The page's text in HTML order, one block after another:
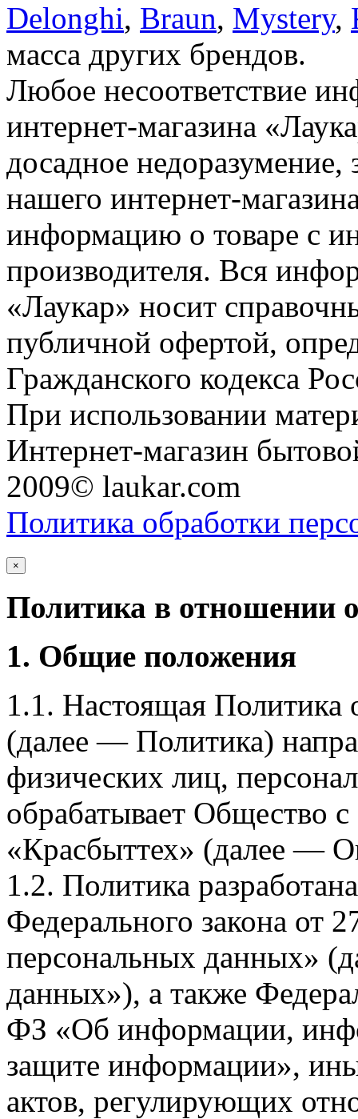
Delonghi, Braun, Mystery,
масса других брендов.
Любое несоответствие
интернет-магазина
досадное недоразумение,
нашего интернет-
информацию о товаре с
производителя. Вся
«Лаукар» носит
публичной офертой,
Гражданского кодекса
При использовании
Интернет-магазин
2009© laukar.com
Политика обработки
×
Политика в отношении
1. Общие положения
1.1. Настоящая Политика
(далее — Политика)
физических лиц,
обрабатывает Общество
«Красбыттех» (далее —
1.2. Политика
Федерального закона
персональных данных»
данных»), а также
ФЗ «Об информации,
защите информации»,
актов, регулирующих